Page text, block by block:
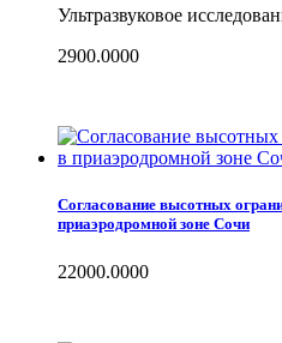
Ультразвуковое
2900.0000
Согласование высотных
приаэродромной зоне Сочи
22000.0000